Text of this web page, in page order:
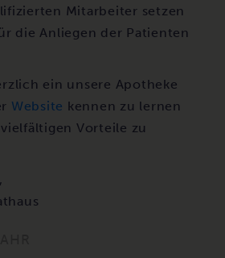
Mitarbeiter setzen
die Anliegen der Patienten
ein unsere Apotheke
Website kennen zu lernen
Vorteile zu